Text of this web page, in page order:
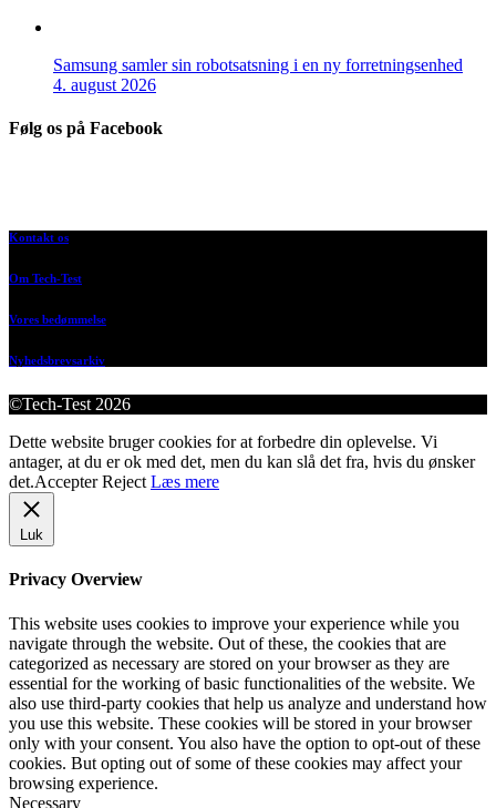
Samsung samler sin robotsatsning i en ny forretningsenhed
4. august 2026
Følg os på Facebook
Kontakt os
Om Tech-Test
Vores bedømmelse
Nyhedsbrevsarkiv
©Tech-Test 2026
Dette website bruger cookies for at forbedre din oplevelse. Vi
antager, at du er ok med det, men du kan slå det fra, hvis du ønsker
det.Accepter Reject Læs mere
Luk
Privacy Overview
This website uses cookies to improve your experience while you
navigate through the website. Out of these, the cookies that are
categorized as necessary are stored on your browser as they are
essential for the working of basic functionalities of the website. We
also use third-party cookies that help us analyze and understand how
you use this website. These cookies will be stored in your browser
only with your consent. You also have the option to opt-out of these
cookies. But opting out of some of these cookies may affect your
browsing experience.
Necessary